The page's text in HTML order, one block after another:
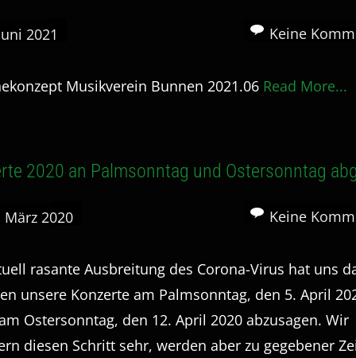
2021 Keine
Musikverein Bunnen 2021.06 Read More...
2020 an Palmsonntag und Ostersonntag
März 2020 Keine
rasante Ausbreitung des Corona-Virus hat uns
unsere Konzerte am Palmsonntag, den 5. April
Ostersonntag, den 12. April 2020 abzusagen. Wir
diesen Schritt sehr, werden aber zu gegebener